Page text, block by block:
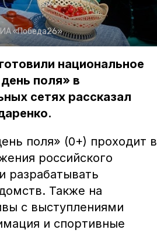
ИА «Победа26»
национальное
поля» в
сетях рассказал
поля» (0+) проходит в
российского
разрабатывать
Также на
с выступлениями
и спортивные